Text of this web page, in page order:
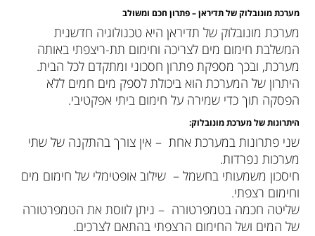
מערכת מונובלוק של תדיראן – פתרון חכם ומשולב
מערכת מונובלוק של תדיראן היא טכנולוגיה חדשנית
המשלבת חימום מים לצריכה וחימום תת-ריצפתי באותה
מערכת, ובכך מספקת פתרון חסכוני ומתקדם לכל הבית.
היתרון של המערכת הוא ביכולת לספק מים חמים ללא
הפסקה תוך כדי שמירה על חימום ביתי אפקטיבי.
היתרונות של מערכת מונובלוק:
שני פתרונות במערכת אחת – אין צורך בהתקנה של שתי
מערכות נפרדות.
חיסכון משמעותי בחשמל – שילוב אופטימלי של חימום מים
וחימום רצפתי.
שליטה חכמה בטמפרטורה – ניתן לווסת את הטמפרטורה
של המים ושל החימום הרצפתי בהתאם לצרכים.